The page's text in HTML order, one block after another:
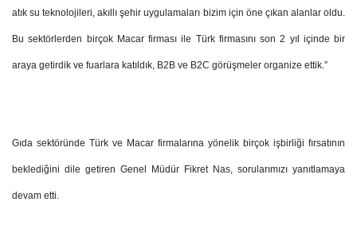
atık su teknolojileri, akıllı şehir uygulamaları bizim için öne çıkan alanlar oldu.
Bu sektörlerden birçok Macar firması ile Türk firmasını son 2 yıl içinde bir
araya getirdik ve fuarlara katıldık, B2B ve B2C görüşmeler organize ettik.”
Gıda sektöründe Türk ve Macar firmalarına yönelik birçok işbirliği fırsatının
beklediğini dile getiren Genel Müdür Fikret Nas, sorularımızı yanıtlamaya
devam etti.